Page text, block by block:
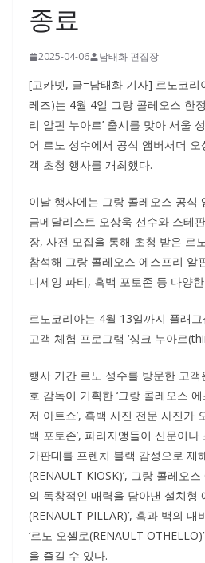
종료
2025-04-06 남태화 편집장
[고카넷, 글=남태화 기자] 르노코리
레즈)는 4월 4일 그랑 콜레오스 한
리 알핀 누아르’ 출시를 맞아 서울
어 르노 성수에서 공식 앰버서더
객 초청 행사를 개최했다.
이날 행사에는 그랑 콜레오스 공식
금메달리스트 오상욱 선수와 스테
장, 사전 모집을 통해 초청 받은 르
참석해 그랑 콜레오스 에스프리 알
디제잉 파티, 흑백 포토존 등 다양
르노코리아는 4월 13일까지 플래
고객 체험 프로그램 ‘싱크 누아르
행사 기간 르노 성수를 방문한 고
호 감독이 기획한 ‘그랑 콜레오스
저 아트쇼’, 흑백 사진 전문 사진가
백 포토존’, 파리지앵들이 신문이
가판대를 프렌치 블랙 감성으로 재
(RENAULT KIOSK)’, 그랑 콜레오
의 독창적인 매력을 담아낸 설치형
(RENAULT PILLAR)’, 흑과 백의 대
‘르노 오셀로(RENAULT
을 즐길 수 있다.